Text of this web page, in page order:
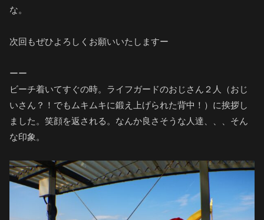
な。
次回もぜひよろしくお願いいたしますー
ーー
ビーチ着いてすぐの時。ライフガードのおじさん２人（おじ
いさん？！でもムキムキに鍛え上げられた背中！）に挨拶し
ました。笑顔を返される。なんか良さそうな人達、、、そん
な印象。